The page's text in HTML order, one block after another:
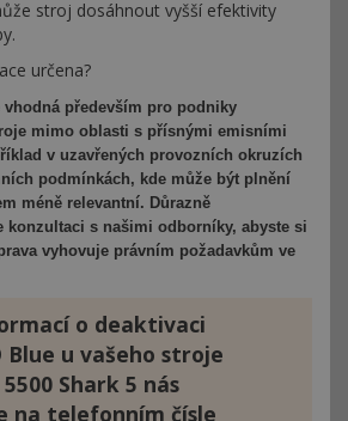
stroj dosáhnout vyšší efektivity
určena?
vhodná především pro podniky
mimo oblasti s přísnými emisními
v uzavřených provozních okruzích
podmínkách, kde může být plnění
méně relevantní. Důrazně
konzultaci s našimi odborníky, abyste si
vyhovuje právním požadavkům ve
o deaktivaci
Blue u vašeho stroje
Shark 5 nás
telefonním čísle